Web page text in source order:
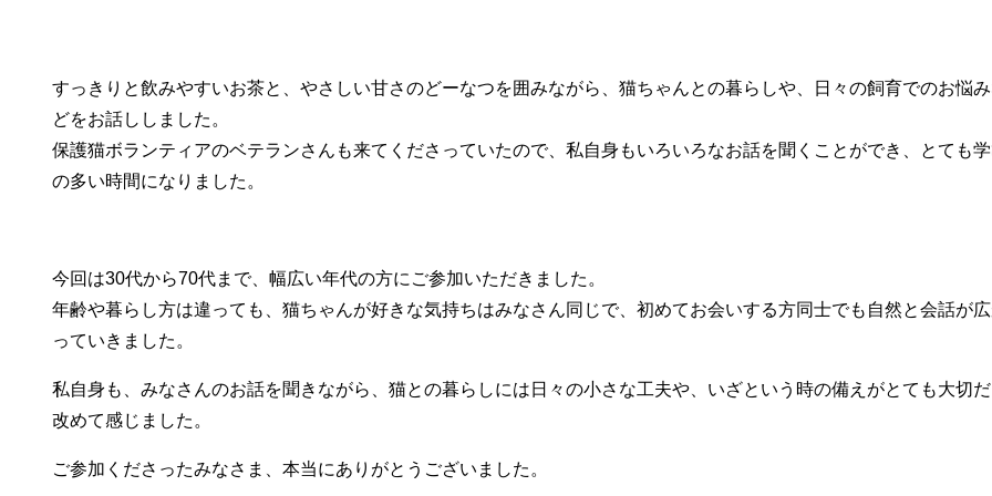
すっきりと飲みやすいお茶と、やさしい甘さのどーなつを囲みながら、猫ちゃんとの暮らしや、日々の飼育でのお悩
どをお話ししました。
保護猫ボランティアのベテランさんも来てくださっていたので、私自身もいろいろなお話を聞くことができ、とても
の多い時間になりました。
今回は30代から70代まで、幅広い年代の方にご参加いただきました。
年齢や暮らし方は違っても、猫ちゃんが好きな気持ちはみなさん同じで、初めてお会いする方同士でも自然と会話が
っていきました。
私自身も、みなさんのお話を聞きながら、猫との暮らしには日々の小さな工夫や、いざという時の備えがとても大切だ
改めて感じました。
ご参加くださったみなさま、本当にありがとうございました。